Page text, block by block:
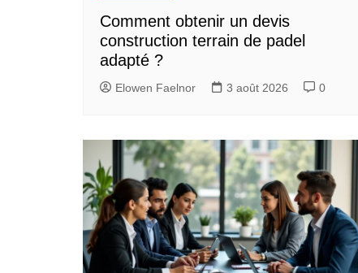
Comment obtenir un devis
construction terrain de padel
adapté ?
Elowen Faelnor 3 août 2026 0